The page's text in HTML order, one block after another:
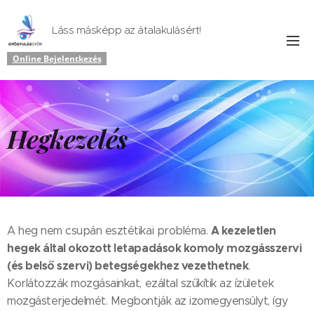
Láss másképp az átalakulásért!
Online Bejelentkezés
Hegkezelés
A heg nem csupán esztétikai probléma. A kezeletlen
hegek által okozott letapadások komoly mozgásszervi
(és belső szervi) betegségekhez vezethetnek.
Korlátozzák mozgásainkat, ezáltal szűkítik az ízületek
mozgásterjedelmét. Megbontják az izomegyensúlyt, így